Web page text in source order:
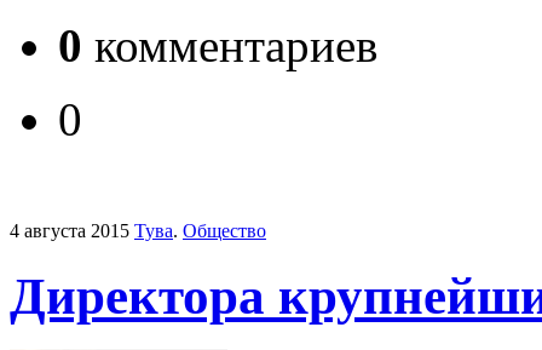
0 комментариев
0
4 августа 2015 Тува. Общество
Директора